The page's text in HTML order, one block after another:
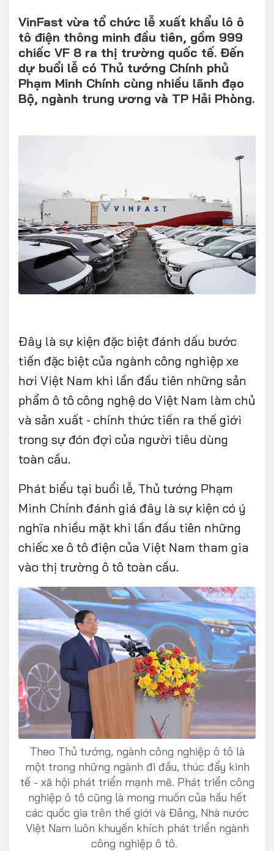
Video
TRA CỨU XE
HÃNG XE MODEL
DÒNG XE
FOLLOW US
Facebook Youtube
ngocvu.vneconomy@gmail.com
VinFast vừa tổ chức lễ xuất khẩu lô ô
tô điện thông minh đầu tiên, gồm 999
chiếc VF 8 ra thị trường quốc tế. Đến
dự buổi lễ có Thủ tướng Chính phủ
Phạm Minh Chính cùng nhiều lãnh đạo
Bộ, ngành trung ương và TP Hải Phòng.
Đây là sự kiện đặc biệt đánh dấu bước
tiến đặc biệt của ngành công nghiệp xe
hơi Việt Nam khi lần đầu tiên những sản
phẩm ô tô công nghệ do Việt Nam làm chủ
và sản xuất - chính thức tiến ra thế giới
trong sự đón đợi của người tiêu dùng
toàn cầu.
Phát biểu tại buổi lễ, Thủ tướng Phạm
Minh Chính đánh giá đây là sự kiện có ý
nghĩa nhiều mặt khi lần đầu tiên những
chiếc xe ô tô điện của Việt Nam tham gia
vào thị trường ô tô toàn cầu.
Theo Thủ tướng, ngành công nghiệp ô tô là
một trong những ngành đi đầu, thúc đẩy kinh
tế - xã hội phát triển mạnh mẽ. Phát triển công
nghiệp ô tô cũng là mong muốn của hầu hết
các quốc gia trên thế giới và Đảng, Nhà nước
Việt Nam luôn khuyến khích phát triển ngành
công nghiệp ô tô.